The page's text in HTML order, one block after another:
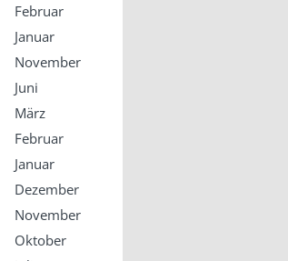
Februar
Januar
November
Juni
März
Februar
Januar
Dezember
November
Oktober